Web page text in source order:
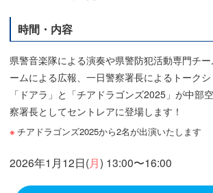
時間・内容
県警音楽隊による演奏や県警防犯活動専門チ
ームによる広報、一日警察署長によるトークシ
「ドアラ」と「チアドラゴンズ2025」が中部
察署長としてセントレアに登場します！
チアドラゴンズ2025から2名が出演いたします
2026年1月12日(月) 13:00〜16:00